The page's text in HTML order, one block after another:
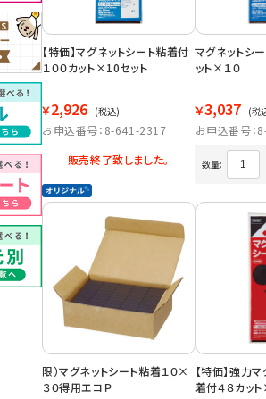
【特価】マグネットシート粘着付
１００カット×10セット
￥2,926 (税込)
お申込番号：8-641-2317
販売終了致しました。
マグネットシ
ット×１０
￥3,037 (税
お申込番号
数量:
限）マグネットシート粘着１０×
３０得用エコＰ
【特価】強力
着付４８カッ